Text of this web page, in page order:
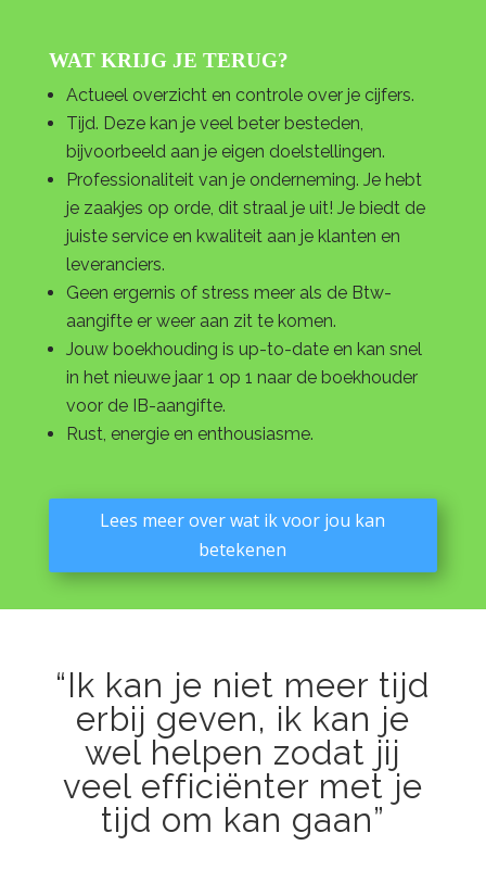
WAT KRIJG JE TERUG?
Actueel overzicht en controle over je cijfers.
Tijd. Deze kan je veel beter besteden,
bijvoorbeeld aan je eigen doelstellingen.
Professionaliteit van je onderneming. Je hebt
je zaakjes op orde, dit straal je uit! Je biedt de
juiste service en kwaliteit aan je klanten en
leveranciers.
Geen ergernis of stress meer als de Btw-
aangifte er weer aan zit te komen.
Jouw boekhouding is up-to-date en kan snel
in het nieuwe jaar 1 op 1 naar de boekhouder
voor de IB-aangifte.
Rust, energie en enthousiasme.
Lees meer over wat ik voor jou kan
betekenen
“Ik kan je niet meer tijd
erbij geven, ik kan je
wel helpen zodat jij
veel efficiënter met je
tijd om kan gaan”